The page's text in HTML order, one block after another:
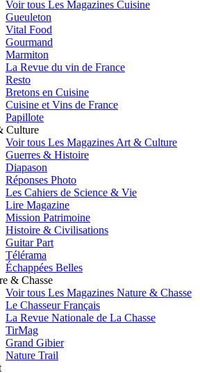
Voir tous Les Magazines Cuisine
Gueuleton
Vital Food
Gourmand
Marmiton
La Revue du vin de France
Resto
Bretons en Cuisine
Cuisine et Vins de France
Papillote
Culture
Voir tous Les Magazines Art & Culture
Guerres & Histoire
Diapason
Réponses Photo
Les Cahiers de Science & Vie
Lire Magazine
Mission Patrimoine
Histoire & Civilisations
Guitar Part
Télérama
Échappées Belles
& Chasse
Voir tous Les Magazines Nature & Chasse
Le Chasseur Français
La Revue Nationale de La Chasse
TirMag
Grand Gibier
Nature Trail